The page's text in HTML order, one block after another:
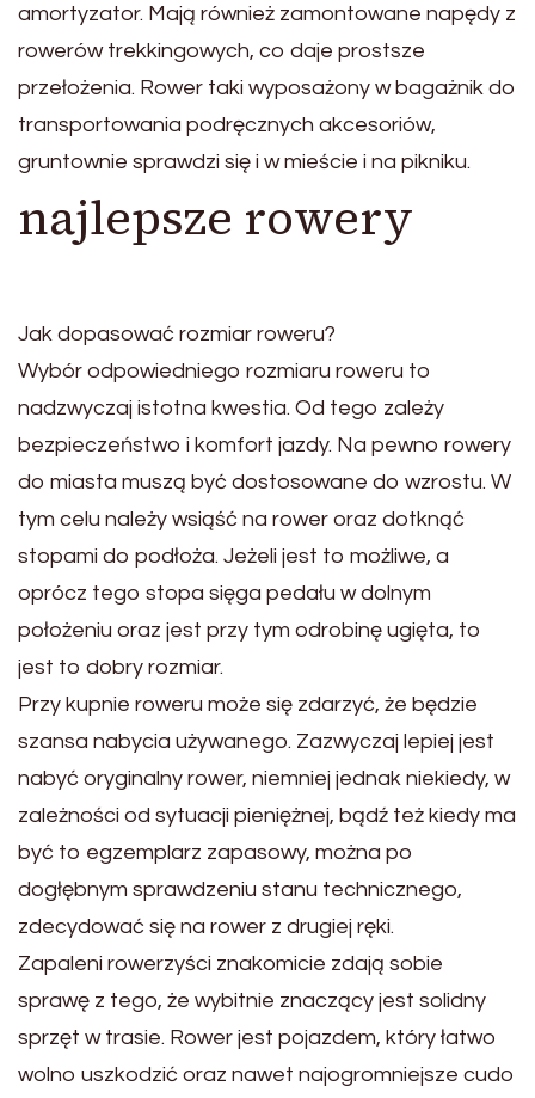
amortyzator. Mają również zamontowane napędy z
rowerów trekkingowych, co daje prostsze
przełożenia. Rower taki wyposażony w bagażnik do
transportowania podręcznych akcesoriów,
gruntownie sprawdzi się i w mieście i na pikniku.
najlepsze rowery
Jak dopasować rozmiar roweru?
Wybór odpowiedniego rozmiaru roweru to
nadzwyczaj istotna kwestia. Od tego zależy
bezpieczeństwo i komfort jazdy. Na pewno rowery
do miasta muszą być dostosowane do wzrostu. W
tym celu należy wsiąść na rower oraz dotknąć
stopami do podłoża. Jeżeli jest to możliwe, a
oprócz tego stopa sięga pedału w dolnym
położeniu oraz jest przy tym odrobinę ugięta, to
jest to dobry rozmiar.
Przy kupnie roweru może się zdarzyć, że będzie
szansa nabycia używanego. Zazwyczaj lepiej jest
nabyć oryginalny rower, niemniej jednak niekiedy, w
zależności od sytuacji pieniężnej, bądź też kiedy ma
być to egzemplarz zapasowy, można po
dogłębnym sprawdzeniu stanu technicznego,
zdecydować się na rower z drugiej ręki.
Zapaleni rowerzyści znakomicie zdają sobie
sprawę z tego, że wybitnie znaczący jest solidny
sprzęt w trasie. Rower jest pojazdem, który łatwo
wolno uszkodzić oraz nawet najogromniejsze cudo